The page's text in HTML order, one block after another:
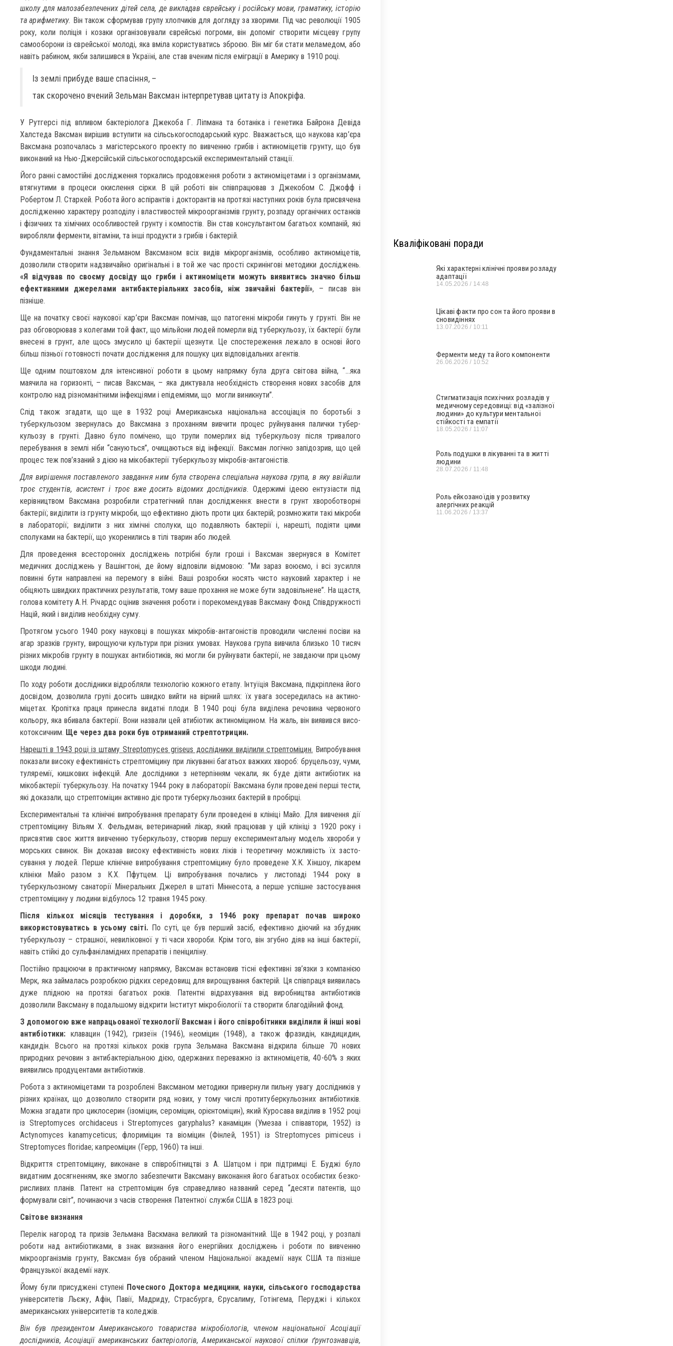
школу для малозабезпечених дітей села, де викладав єврейську і російську мови, граматику, історію
та арифметику. Він також сформував групу хлопчиків для догляду за хворими. Під час революції 1905
року, коли поліція і козаки організовували єврейські погроми, він допоміг створити місцеву групу
самооборони із єврейської молоді, яка вміла користуватись зброєю. Він міг би стати меламедом, або
навіть рабином, якби залишився в Україні, але став вченим після еміграції в Америку в 1910 році.
Із землі прибуде ваше спасіння, –
так скорочено вчений Зельман Ваксман інтерпретував цитату із Апокріфа.
У Рутгерсі під впливом бактеріолога Джекоба Г. Ліпмана та ботаніка і генетика Байрона Девіда
Халстеда Ваксман вирішив вступити на сільськогосподарський курс. Вважається, що наукова кар’єра
Ваксмана розпочалась з магістерського проекту по вивченню грибів і актиноміцетів грунту, що був
виконаний на Нью-Джерсійській сільськогосподарській експериментальній станції.
Його ранні самостійні дослідження торкались продовження роботи з актиноміцетами і з організмами,
втягнутими в процеси окислення сірки. В цій роботі він співпрацював з Джекобом С. Джофф і
Робертом Л. Старкей. Робота його аспірантів і докторантів на протязі наступних років була присвячена
дослідженню характеру розподілу і властивостей мікроорганізмів грунту, розпаду органічних останків
і фізичних та хімічних особливостей грунту і компостів. Він став консультантом багатьох компаній, які
виробляли ферменти, вітаміни, та інші продукти з грибів і бактерій.
Фундаментальні знання Зельманом Ваксманом всіх видів мікрорганізмів, особливо актиноміцетів,
дозволили створити надзвичайно оригінальні і в той же час прості скринінгові методики досліджень.
«Я відчував по своєму досвіду що гриби і актиноміцети можуть виявитись значно більш
ефективними джерелами антибактеріальних засобів, ніж звичайні бактерії», – писав він
пізніше.
Ще на початку своєї наукової кар’єри Ваксман помічав, що патогенні мікроби гинуть у грунті. Він не
раз обговорював з коле­гами той факт, що мільйони людей померли від туберкульозу, їх бактерії були
внесені в грунт, але щось змусило ці бактерії щезнути. Це спостереження лежало в основі його
більш пізньої готовності почати дослідження для пошуку цих відповідальних агентів.
Ще одним поштовхом для інтенсивної роботи в цьому напрямку була друга світова війна, “…яка
маячила на горизонті, – писав Ваксман, – яка диктувала необхідність створення нових засобів для
контролю над різноманітними інфекціями і епідеміями, що могли виникнути”.
Слід також згадати, що ще в 1932 році Американська націо­нальна ассоціація по боротьбі з
туберкульозом звернулась до Ваксмана з проханням вивчити процес руйнування палички тубер­
кульозу в грунті. Давно було помічено, що трупи померлих від туберкульозу після тривалого
перебування в землі ніби “сануються”, очищаються від інфекції. Ваксман логічно запідозрив, що цей
процес теж пов’язаний з дією на мікобактерії туберкульозу мікробів-антагоністів.
Для вирішення поставленого завдання ним була створена спеціальна наукова група, в яку ввійшли
троє студентів, асистент і троє вже досить відомих дослідників. Одержимі ідеєю ентузіасти під
керівництвом Ваксмана розробили стратегічний план досліджен­ня: внести в грунт хвороботворні
бактерії; виділити із грунту мікроби, що ефективно діють проти цих бактерій; розмножити такі мікроби
в лабораторії; виділити з них хімічні сполуки, що подавляють бактерії і, нарешті, подіяти цими
сполуками на бактерії, що укоренились в тілі тварин або людей.
Для проведення всесторонніх досліджень потрібні були гроші і Ваксман звернувся в Комітет
медичних досліджень у Вашінгтоні, де йому відповіли відмовою: “Ми зараз воюємо, і всі зусилля
повинні бути направлені на перемогу в війні. Ваші розробки носять чисто науковий характер і не
обіцяють швидких практичних результа­тів, тому ваше прохання не може бути задовільнене”. На щастя,
голова комітету А.Н. Річардс оцінив значення роботи і порекомен­дував Ваксману Фонд Співдружності
Націй, який і виділив необхідну суму.
Протягом усього 1940 року науковці в пошуках мікробів-антагоністів проводили численні посіви на
агар зразків грунту, виро­щуючи культури при різних умовах. Наукова група вивчила близько 10 тисяч
різних мікробів грунту в пошуках антибіотиків, які могли би руйнувати бактерії, не завдаючи при цьому
шкоди людині.
По ходу роботи дослідники відробляли технологію кожного етапу. Інтуїція Ваксмана, підкріплена його
досвідом, дозволила групі до­сить швидко вийти на вірний шлях: їх увага зосередилась на актино­
міцетах. Кропітка праця принесла видатні плоди. В 1940 році була виділена речовина червоного
кольору, яка вбивала бактерії. Вони назвали цей атибіотик актиноміцином. На жаль, він виявився висо­
котоксичним. Ще через два роки був отриманий стрептотрицин.
Нарешті в 1943 році із штаму Streptomyces griseus дослідники виділили стрептоміцин. Випробування
показали високу ефективність стрептоміцину при лікуванні багатьох важких хвороб: бруцельозу, чуми,
туляремії, киш­кових інфекцій. Але дослідники з нетерпінням чекали, як буде діяти антибіотик на
мікобактерії туберкульозу. На початку 1944 року в лабораторії Ваксмана були проведені перші тести,
які доказали, що стрептоміцин активно діє проти туберкульозних бактерій в пробірці.
Експериментальні та клінічні випробування препарату були проведені в клініці Майо. Для вивчення дії
стрептоміцину Вільям X. Фельдман, ветеринарний лікар, який працював у цій клініці з 1920 року і
присвятив своє життя вивченню туберкульозу, створив першу експериментальну модель хвороби у
морських свинок. Він доказав високу ефективність нових ліків і теоретичну можливість їх засто­
сування у людей. Перше клінічне випробування стрептоміцину було проведене Х.К. Хіншоу, лікарем
клініки Майо разом з К.Х. Пфутцем. Ці випробування почались у листопаді 1944 року в
туберкульозному санаторії Мінеральних Джерел в штаті Міннесота, а перше успішне застосування
стрептоміцину у людини відбулось 12 травня 1945 року.
Після кількох місяців тестування і доробки, з 1946 року препарат почав широко
використовуватись в усьому світі.По суті, це був перший засіб, ефективно діючий на збудник
туберкульозу – страшної, невиліковної у ті часи хвороби. Крім того, він згубно діяв на інші бактерії,
навіть стійкі до сульфаніламідних препаратів і пеніциліну.
Постійно працюючи в практичному напрямку, Ваксман встановив тісні ефективні зв’язки з компанією
Мерк, яка займалась розробкою рідких середовищ для вирощування бактерій. Ця співпраця виявилась
дуже плідною на протязі багатьох років. Патентні відрахуван­ня від виробництва антибіотиків
дозволили Ваксману в подальшому відкрити Інститут мікробіології та створити благодійний фонд.
З допомогою вже напрацьованої технології Ваксман і його спів­робітники виділили й інші нові
антибіотики: клавацин (1942), гризеїн (1946), неоміцин (1948), а також фразидін, кандицидин,
кандидін. Всього на протязі кількох років група 3ельмана Ваксмана відкрила більше 70 нових
природних речовин з антибактеріальною дією, одержаних переважно із актиноміцетів, 40-60% з яких
виявились продуцентами антибіотиків.
Робота з актиноміцетами та розроблені Ваксманом методики привернули пильну увагу дослідників у
різних країнах, що дозволило створити ряд нових, у тому числі протитуберкульозних антибіотиків.
Можна згадати про циклосерин (ізоміцин, сероміцин, орієнтоміцин), який Куросава виділив в 1952 році
із Streptomyces orchidaceus і Streptomyces garyphalus? канаміцин (Умезаа і співавтори, 1952) із
Actynomyces kanamyceticus; флориміцин та віоміцин (Фінлей, 1951) із Streptomyces pimiceus і
Streptomyces floridae; капреоміцин (Герр, 1960) та інші.
Відкриття стрептоміцину, виконане в співробітництві з А. Шатцом і при підтримці Е. Буджі було
видатним досягненням, яке змогло забезпечити Ваксману виконання його багатьох особистих безко­
рисливих планів. Патент на стрептоміцин був справедливо названий серед “десяти патентів, що
формували світ”, починаючи з часів створення Патентної служби США в 1823 році.
Світове визнання
Перелік нагород та призів Зельмана Васкмана великий та різноманітний. Ще в 1942 році, у розпалі
роботи над антибіотиками, в знак визнання його енергійних досліджень і роботи по вивченню
мікроорганізмів грунту, Ваксман був обраний членом Національної академії наук США та пізніше
Французької академії наук.
Йому були присуджені ступені Почесного Доктора медицини, науки, сільського господарства
університетів Льєжу, Афін, Павії, Мадриду, Страсбурга, Єрусалиму, Готінгема, Перуджі і кількох
американських університетів та коледжів.
Він був президентом Американського товариства мікробіологів, членом національної Асоціації
дослідників, Асоціації американських бактеріологів, Американської наукової спілки ґрунтознавців,
Кваліфіковані поради
Які характерні клінічні прояви розладу
адаптації
14.05.2026 14:48
Цікаві факти про сон та його прояви в
сновидіннях
13.07.2026 10:11
Ферменти меду та його компоненти
26.06.2026 10:52
Стигматизація психічних розладів у
медичному середовищі: від «залізної
людини» до культури ментальної
стійкості та емпатії
18.05.2026 11:07
Роль подушки в лікуванні та в житті
людини
28.07.2026 11:48
Роль ейкозаноїдів у розвитку
алергічних реакцій
11.06.2026 13:37